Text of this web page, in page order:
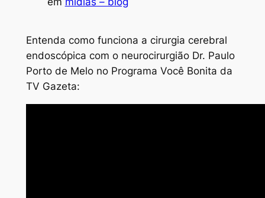
Entenda como funciona a cirurgia cerebral
endoscópica com o neurocirurgião Dr. Paulo
Porto de Melo no Programa Você Bonita da
TV Gazeta: